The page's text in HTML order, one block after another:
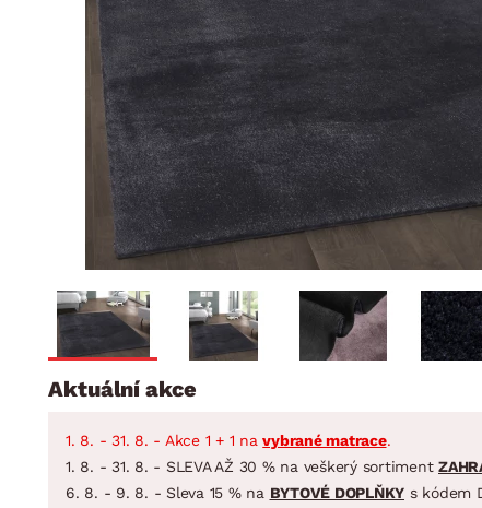
Dětský pokoj
Předsíň, šatna a chodba
Kuchyně
Koupelna
Zahrada
Domácnost
BYTOVÝ TEXTIL
Polštáře
Závěsy a žaluzie
Zobrazit vše
STOLOVÁNÍ A
Jídelní servis
Příbory
Hrnce
Pánve
Zobrazit vše
VELIKONOCE
Koupelnové
Jídelní
Zahradní
Aktuální akce
1. 8. - 31. 8. - Akce 1 + 1 navybrané matrace.
1. 8. - 31. 8. - SLEVA AŽ 30 % na veškerý sortiment
6. 8. - 9. 8. - Sleva 15 % na BYTOVÉ DOPLŇKY s kódem